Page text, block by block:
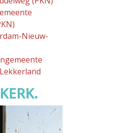
Nieuw-
KERK.